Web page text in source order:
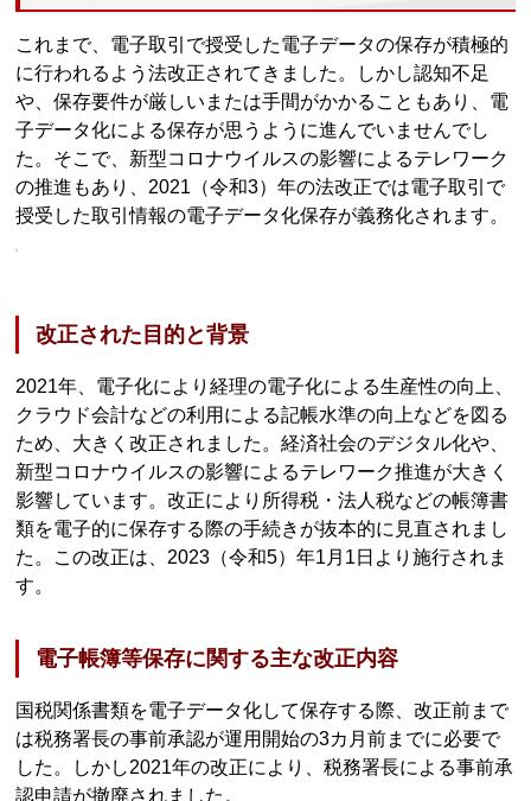
これまで、電子取引で授受した電子データの保存が積極的
に行われるよう法改正されてきました。しかし認知不足
や、保存要件が厳しいまたは手間がかかることもあり、電
子データ化による保存が思うように進んでいませんでし
た。そこで、新型コロナウイルスの影響によるテレワーク
の推進もあり、2021（令和3）年の法改正では電子取引で
授受した取引情報の電子データ化保存が義務化されます。
改正された目的と背景
2021年、電子化により経理の電子化による生産性の向上、
クラウド会計などの利用による記帳水準の向上などを図る
ため、大きく改正されました。経済社会のデジタル化や、
新型コロナウイルスの影響によるテレワーク推進が大きく
影響しています。改正により所得税・法人税などの帳簿書
類を電子的に保存する際の手続きが抜本的に見直されまし
た。この改正は、2023（令和5）年1月1日より施行されま
す。
電子帳簿等保存に関する主な改正内容
国税関係書類を電子データ化して保存する際、改正前まで
は税務署長の事前承認が運用開始の3カ月前までに必要で
した。しかし2021年の改正により、税務署長による事前承
認申請が撤廃されました。